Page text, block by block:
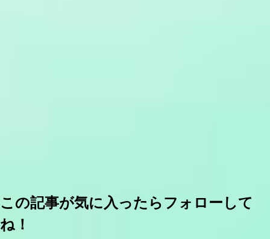
この記事が気に入ったらフォローして
ね！